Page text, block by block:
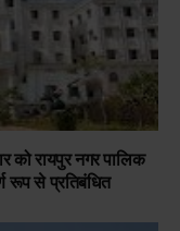
को रायपुर नगर पालिक
रूप से प्रतिबंधित